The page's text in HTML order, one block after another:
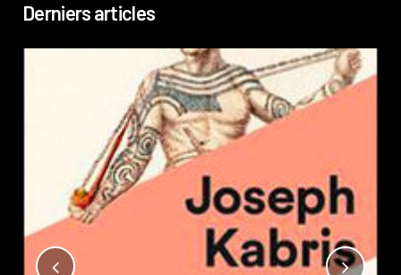
Derniers articles